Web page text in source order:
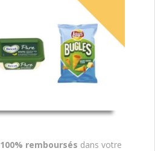
100% remboursés dans votre